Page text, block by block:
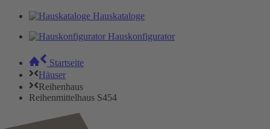
Hauskataloge
Hauskonfigurator
Startseite
Häuser
Reihenhaus
Reihenmittelhaus S454